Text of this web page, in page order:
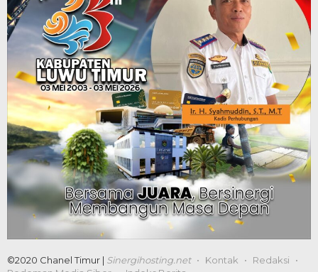
©2020 Chanel Timur | Sinergihosting.net Kontak
Redaksi